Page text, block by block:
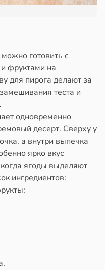
готовить с
фруктами на
для пирога делают за
теста и
одновременно
десерт. Сверху у
а внутри выпечка
ярко вкус
ягоды выделяют
ингредиентов: